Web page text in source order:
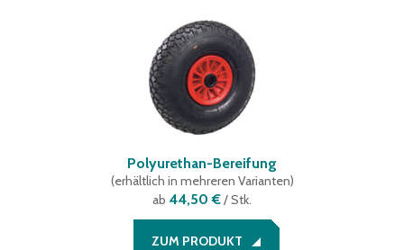
Polyurethan-Bereifung
(erhältlich in mehreren Varianten)
ab 44,50 €/ Stk.
ZUM PRODUKT